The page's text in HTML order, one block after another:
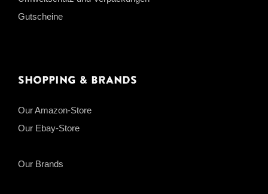
Gutscheine
Shopping & Brands
Our Amazon-Store
Our Ebay-Store
Our Brands